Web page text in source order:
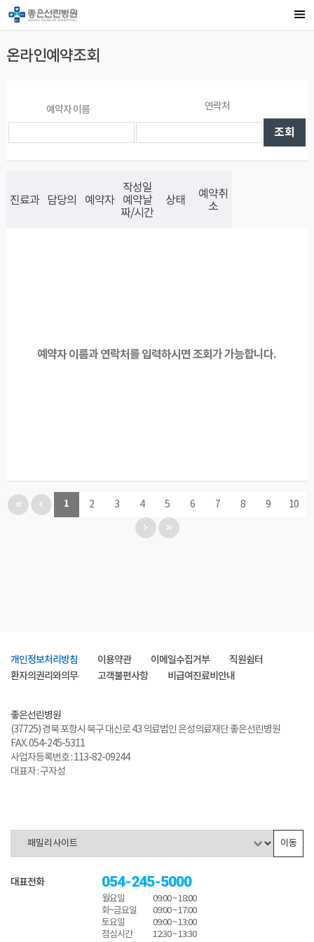
온라인예약조회
예약자 이름 연락처
진료과 담당의 예약자
작성일
예약날
짜/시간
상태
예약취
소
예약자 이름과 연락처를 입력하시면 조회가 가능합니다.
1 2 3 4 5 6 7 8 9 10
개인정보처리방침 이용약관 이메일수집거부
직원쉼터
환자의권리와의무
고객불편사항 비급여진료비안내
좋은선린병원
(37725) 경북 포항시 북구 대신로 43 의료법인 은성의료재단 좋은선린병원
FAX. 054-245-5311
사업자등록번호 : 113-82-09244
대표자 : 구자성
이동
대표전화 054-245-5000
월요일
09:00 ~ 18:00
화~금요일
09:00 ~ 17:00
토요일
09:00 ~ 13:00
점심시간
12:30 ~ 13:30